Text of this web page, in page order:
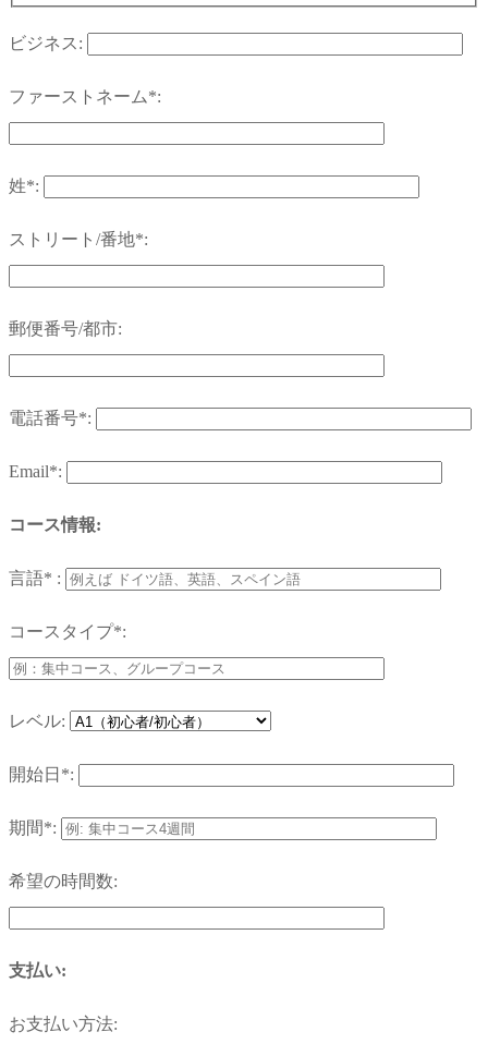
ビジネス:
ファーストネーム*:
姓*:
ストリート/番地*:
郵便番号/都市:
電話番号*:
Email*:
コース情報:
言語* :
コースタイプ*:
レベル:
開始日*:
期間*:
希望の時間数:
支払い:
お支払い方法: